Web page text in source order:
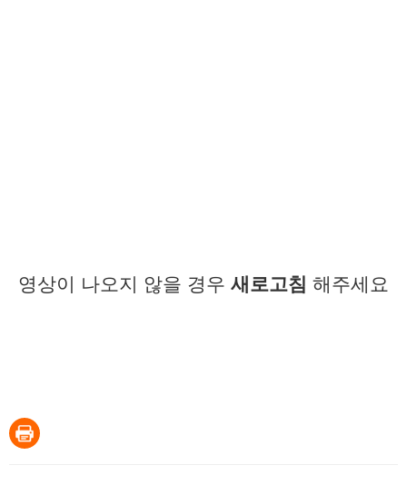
영상이 나오지 않을 경우 새로고침 해주세요